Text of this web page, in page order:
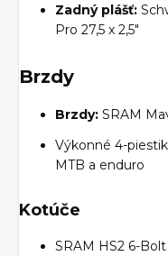
Zadný plášť:
Pro 27,5 x 2,5"
Brzdy
Brzdy: SRAM
Výkonné 4-
MTB a enduro
Kotúče
SRAM HS2 6-Bolt